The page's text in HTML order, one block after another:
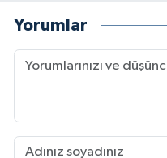
Yorumlar